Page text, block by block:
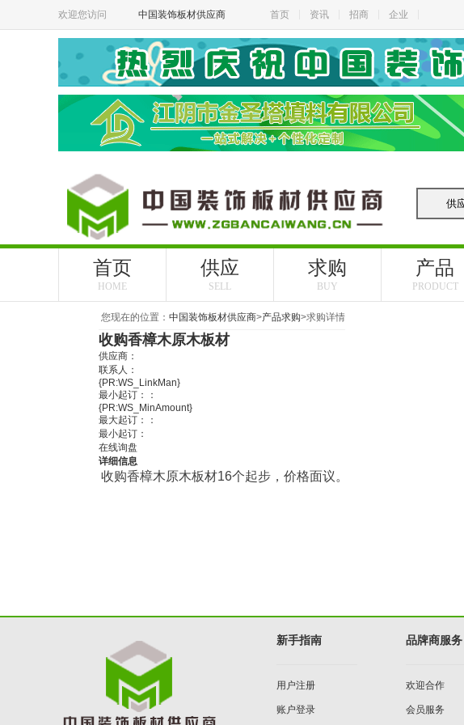
欢迎您访问 中国装饰板材供应商 首页 资讯 招商 企业
首页
HOME
供应
SELL
求购
BUY
产品
PRODUCT
您现在的位置： 中国装饰板材供应商>产品求购>求购详情
收购香樟木原木板材
供应商：
联系人：
{PR:WS_LinkMan}
最小起订：
：
{PR:WS_MinAmount}
最大起订：
：
最小起订：
在线询盘
详细信息
收购香樟木原木板材16个起步，价格面议。
新手指南
用户注册
账户登录
品牌商服务
欢迎合作
会员服务